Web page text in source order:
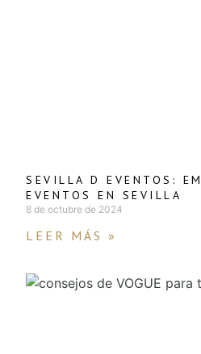
SEVILLA D EVENTOS:
EVENTOS EN SEVILLA
8 de octubre de 2024
LEER MÁS »